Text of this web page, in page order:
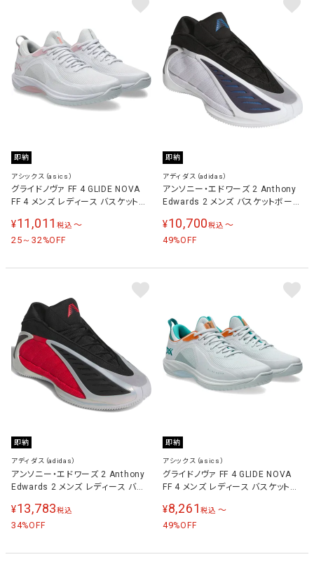
即納
アシックス（asics）
グライドノヴァ FF 4 GLIDE NOVA
FF 4 メンズ レディース バスケットボ
1063A105 101
¥11,011 税込 〜
25～32%OFF
即納
アディダス（adidas）
アンソニー・エドワーズ 2 Anthony
Edwards 2 メンズ バスケットボール
JQ9493
¥10,700税込 〜
49%OFF
即納
アディダス（adidas）
アンソニー・エドワーズ 2 Anthony
Edwards 2 メンズ レディース バス
ー/ブラック JQ9497
¥13,783税込
34%OFF
即納
アシックス（asics）
グライドノヴァ FF 4 GLIDE NOVA
FF 4 メンズ レディース バスケットボ
1063A105 401
¥8,261税込 〜
49%OFF